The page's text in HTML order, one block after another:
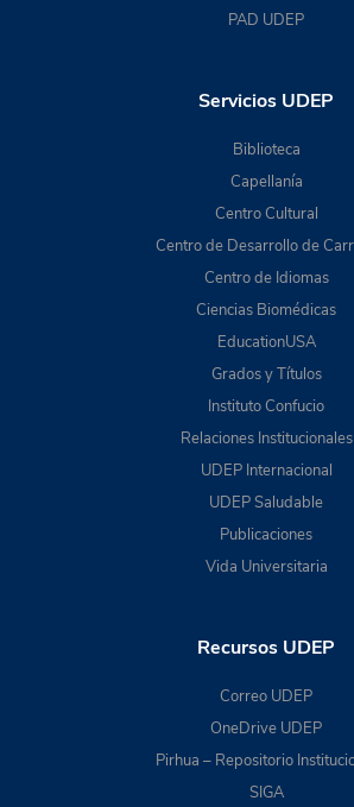
PAD UDEP
Servicios UDEP
Biblioteca
Capellanía
Centro Cultural
Centro de Desarrollo de
Centro de Idiomas
Ciencias Biomédicas
EducationUSA
Grados y Títulos
Instituto Confucio
Relaciones Institucionales
UDEP Internacional
UDEP Saludable
Publicaciones
Vida Universitaria
Recursos UDEP
Correo UDEP
OneDrive UDEP
Pirhua – Repositorio
SIGA